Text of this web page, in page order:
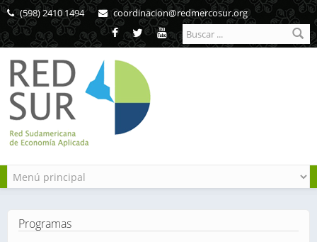
Pasar al contenido principal
(598) 2410 1494 coordinacion@redmercosur.org
Formulario de
búsqueda
Programas